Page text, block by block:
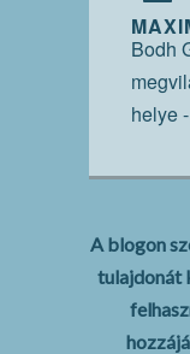
Bodh
helye
A blogon
tulajdonát